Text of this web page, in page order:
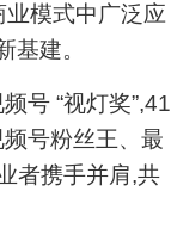
模式中广泛应
基建。
号 “视灯奖”,41
号粉丝王、最
者携手并肩,共